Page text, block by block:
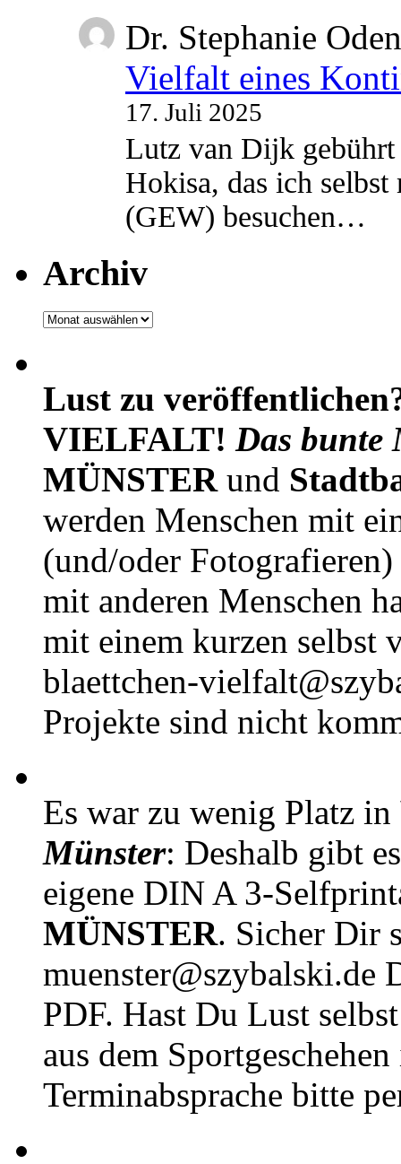
Dr. Stephanie
Vielfalt eines
17. Juli 2025
Lutz van Dijk
Hokisa, das ich
(GEW) besuchen…
Archiv
Archiv
Lust zu
VIELFALT! Das bunte
MÜNSTER und
werden Menschen mit
(und/oder
mit anderen Menschen
mit einem kurzen selbst
blaettchen-
Projekte sind nicht
Es war zu wenig Platz in
Münster: Deshalb gibt
eigene DIN A 3-
MÜNSTER. Sicher Dir
muenster@szybalski.de
PDF. Hast Du Lust
aus dem
Terminabsprache bitte